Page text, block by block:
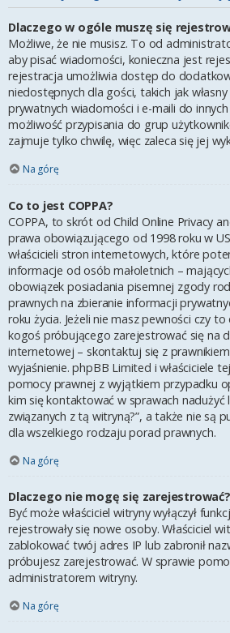
Dlaczego w ogóle muszę się
Możliwe, że nie musisz. To od
aby pisać wiadomości, konieczna jest
rejestracja umożliwia dostęp do
niedostępnych dla gości, takich jak własny
prywatnych wiadomości i e-maili do
możliwość przypisania do grup
zajmuje tylko chwilę, więc zaleca się jej
Na górę
Co to jest COPPA?
COPPA, to skrót od Child Online Privacy
prawa obowiązującego od 1998 roku w
właścicieli stron internetowych, które
informacje od osób małoletnich –
obowiązek posiadania pisemnej zgody
prawnych na zbieranie informacji
roku życia. Jeżeli nie masz pewności czy
kogoś próbującego zarejestrować się na
internetowej – skontaktuj się z
wyjaśnienie. phpBB Limited i właściciele
pomocy prawnej z wyjątkiem przypadku
kim się kontaktować w sprawach nadużyć
związanych z tą witryną?”, a także nie są
dla wszelkiego rodzaju porad prawnych.
Na górę
Dlaczego nie mogę się zarejestrować?
Być może właściciel witryny wyłączył
rejestrowały się nowe osoby. Właściciel
zablokować twój adres IP lub zabronił
próbujesz zarejestrować. W sprawie
administratorem witryny.
Na górę